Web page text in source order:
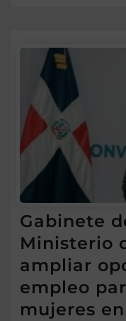
Gabinete
Ministerio
ampliar
empleo
mujeres